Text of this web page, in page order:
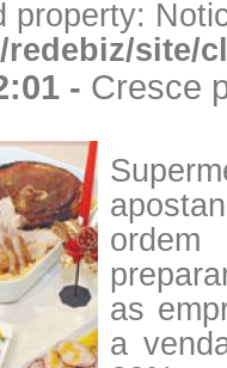
property:
site/
- Cresce
ordem
as
a